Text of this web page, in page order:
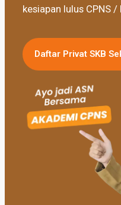
kesiapan lulus CPNS /
Daftar Privat SKB